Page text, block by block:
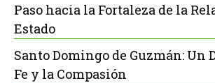
Paso hacia la Fortaleza de la
Estado
Santo Domingo de Guzmán: Un
Fe y la Compasión